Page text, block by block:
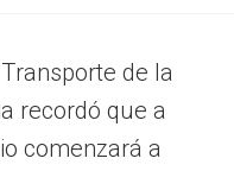
de la
recordó que a
comenzará a